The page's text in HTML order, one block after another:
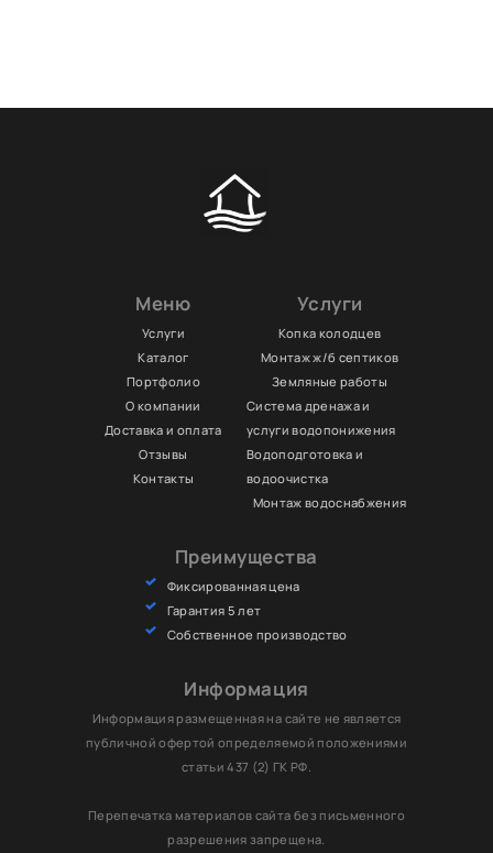
Меню
Услуги
Каталог
Портфолио
О компании
Доставка и оплата
Отзывы
Контакты
Услуги
Копка колодцев
Монтаж ж/б септиков
Земляные работы
Система дренажа и
услуги водопонижения
Водоподготовка и
водоочистка
Монтаж водоснабжения
Преимущества
Фиксированная цена
Гарантия 5 лет
Собственное производство
Информация
Информация размещенная на сайте не является
публичной офертой определяемой положениями
статьи 437 (2) ГК РФ.
Перепечатка материалов сайта без письменного
разрешения запрещена.